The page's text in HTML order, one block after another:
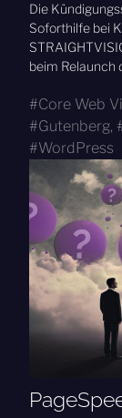
Die
Soforthilfe bei
beim Relaunch
Core Web
Gutenberg,
WordPress